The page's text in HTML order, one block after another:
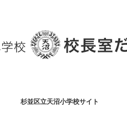
杉並区立天沼小学校サイト